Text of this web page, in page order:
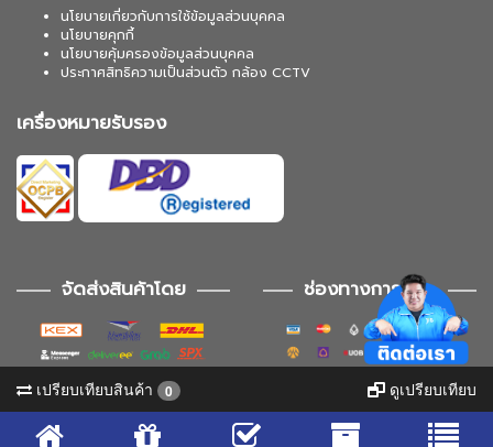
นโยบายเกี่ยวกับการใช้ข้อมูลส่วนบุคคล
นโยบายคุกกี้
นโยบายคุ้มครองข้อมูลส่วนบุคคล
ประกาศสิทธิความเป็นส่วนตัว กล้อง CCTV
เครื่องหมายรับรอง
จัดส่งสินค้าโดย ช่องทางการชำระ
ช่องทางการติดตาม
เปรียบเทียบสินค้า 0 ดูเปรียบเทียบ